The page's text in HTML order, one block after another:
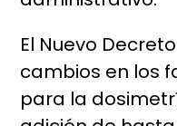
El Nuevo
cambios en los
para la